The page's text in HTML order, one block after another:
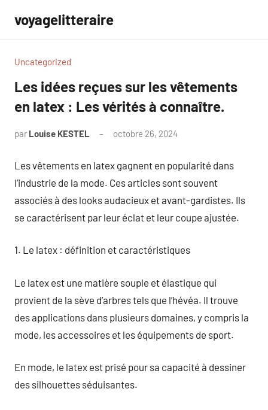
contenu
voyagelitteraire
Uncategorized
Les idées reçues sur les vêtements
en latex : Les vérités à connaître.
par Louise KESTEL octobre 26, 2024
Les vêtements en latex gagnent en popularité dans
l’industrie de la mode. Ces articles sont souvent
associés à des looks audacieux et avant-gardistes. Ils
se caractérisent par leur éclat et leur coupe ajustée.
1. Le latex : définition et caractéristiques
Le latex est une matière souple et élastique qui
provient de la sève d’arbres tels que l’hévéa. Il trouve
des applications dans plusieurs domaines, y compris la
mode, les accessoires et les équipements de sport.
En mode, le latex est prisé pour sa capacité à dessiner
des silhouettes séduisantes.